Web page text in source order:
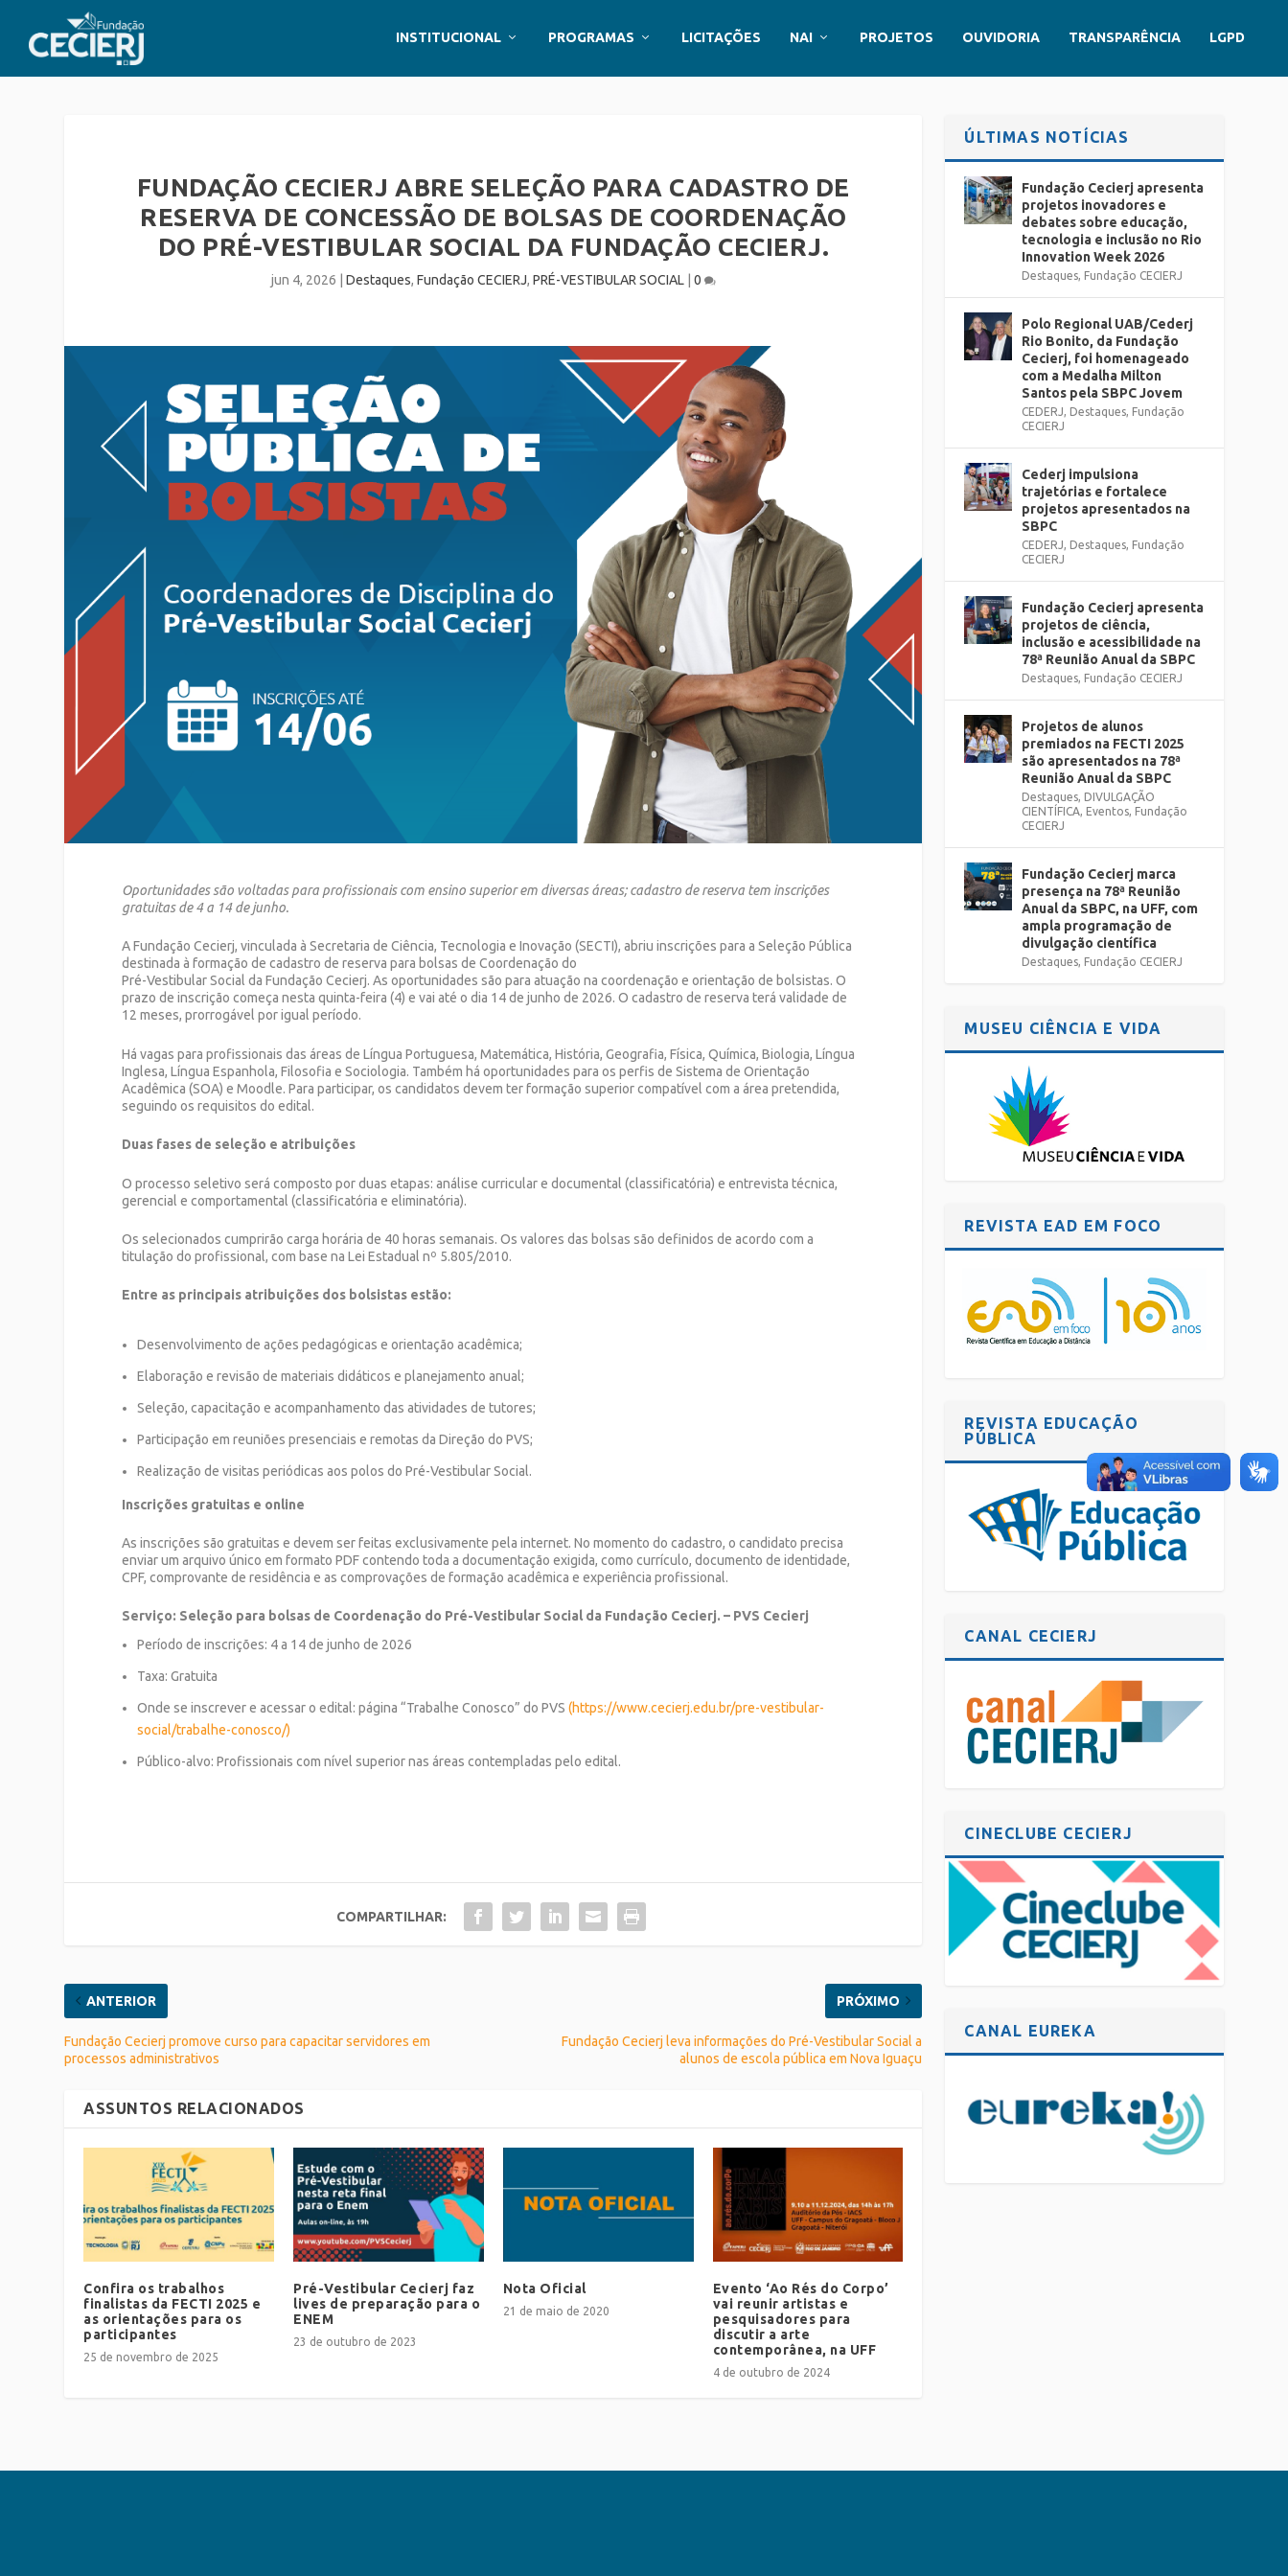
INSTITUCIONAL PROGRAMAS LICITAÇÕES NAI PROJETOS OUVIDORIA TRANSPARÊNCIA LGPD
FUNDAÇÃO CECIERJ ABRE SELEÇÃO PARA CADASTRO DE
RESERVA DE CONCESSÃO DE BOLSAS DE COORDENAÇÃO
DO PRÉ-VESTIBULAR SOCIAL DA FUNDAÇÃO CECIERJ.
jun 4, 2026 Destaques, Fundação CECIERJ, PRÉ-VESTIBULAR SOCIAL| 0
Oportunidades são voltadas para profissionais com ensino superior em diversas áreas; cadastro de reserva tem inscrições
gratuitas de 4 a 14 de junho.
A Fundação Cecierj, vinculada à Secretaria de Ciência, Tecnologia e Inovação (SECTI), abriu inscrições para a Seleção Pública
destinada à formação de cadastro de reserva para bolsas de Coordenação do
Pré-Vestibular Social da Fundação Cecierj. As oportunidades são para atuação na coordenação e orientação de bolsistas. O
prazo de inscrição começa nesta quinta-feira (4) e vai até o dia 14 de junho de 2026. O cadastro de reserva terá validade de
12 meses, prorrogável por igual período.
Há vagas para profissionais das áreas de Língua Portuguesa, Matemática, História, Geografia, Física, Química, Biologia, Língua
Inglesa, Língua Espanhola, Filosofia e Sociologia. Também há oportunidades para os perfis de Sistema de Orientação
Acadêmica (SOA) e Moodle. Para participar, os candidatos devem ter formação superior compatível com a área pretendida,
seguindo os requisitos do edital.
Duas fases de seleção e atribuições
O processo seletivo será composto por duas etapas: análise curricular e documental (classificatória) e entrevista técnica,
gerencial e comportamental (classificatória e eliminatória).
Os selecionados cumprirão carga horária de 40 horas semanais. Os valores das bolsas são definidos de acordo com a
titulação do profissional, com base na Lei Estadual nº 5.805/2010.
Entre as principais atribuições dos bolsistas estão:
Desenvolvimento de ações pedagógicas e orientação acadêmica;
Elaboração e revisão de materiais didáticos e planejamento anual;
Seleção, capacitação e acompanhamento das atividades de tutores;
Participação em reuniões presenciais e remotas da Direção do PVS;
Realização de visitas periódicas aos polos do Pré-Vestibular Social.
Inscrições gratuitas e online
As inscrições são gratuitas e devem ser feitas exclusivamente pela internet. No momento do cadastro, o candidato precisa
enviar um arquivo único em formato PDF contendo toda a documentação exigida, como currículo, documento de identidade,
CPF, comprovante de residência e as comprovações de formação acadêmica e experiência profissional.
Serviço: Seleção para bolsas de Coordenação do Pré-Vestibular Social da Fundação Cecierj. – PVS Cecierj
Período de inscrições: 4 a 14 de junho de 2026
Taxa: Gratuita
Onde se inscrever e acessar o edital: página “Trabalhe Conosco” do PVS(https://www.cecierj.edu.br/pre-vestibular-
social/trabalhe-conosco/)
Público-alvo: Profissionais com nível superior nas áreas contempladas pelo edital.
COMPARTILHAR:
ANTERIOR
Fundação Cecierj promove curso para capacitar servidores em
processos administrativos
PRÓXIMO
Fundação Cecierj leva informações do Pré-Vestibular Social a
alunos de escola pública em Nova Iguaçu
ASSUNTOS RELACIONADOS
Confira os trabalhos
finalistas da FECTI 2025 e
as orientações para os
participantes
25 de novembro de 2025
Pré-Vestibular Cecierj faz
lives de preparação para o
ENEM
23 de outubro de 2023
Nota Oficial
21 de maio de 2020
Evento ‘Ao Rés do Corpo’
vai reunir artistas e
pesquisadores para
discutir a arte
contemporânea, na UFF
4 de outubro de 2024
ÚLTIMAS NOTÍCIAS
Fundação Cecierj apresenta
projetos inovadores e
debates sobre educação,
tecnologia e inclusão no Rio
Innovation Week 2026
Destaques, Fundação CECIERJ
Polo Regional UAB/Cederj
Rio Bonito, da Fundação
Cecierj, foi homenageado
com a Medalha Milton
Santos pela SBPC Jovem
CEDERJ, Destaques, Fundação
CECIERJ
Cederj impulsiona
trajetórias e fortalece
projetos apresentados na
SBPC
CEDERJ, Destaques, Fundação
CECIERJ
Fundação Cecierj apresenta
projetos de ciência,
inclusão e acessibilidade na
78ª Reunião Anual da SBPC
Destaques, Fundação CECIERJ
Projetos de alunos
premiados na FECTI 2025
são apresentados na 78ª
Reunião Anual da SBPC
Destaques, DIVULGAÇÃO
CIENTÍFICA, Eventos, Fundação
CECIERJ
Fundação Cecierj marca
presença na 78ª Reunião
Anual da SBPC, na UFF, com
ampla programação de
divulgação científica
Destaques, Fundação CECIERJ
MUSEU CIÊNCIA E VIDA
REVISTA EAD EM FOCO
REVISTA EDUCAÇÃO
PÚBLICA
CANAL CECIERJ
CINECLUBE CECIERJ
CANAL EUREKA